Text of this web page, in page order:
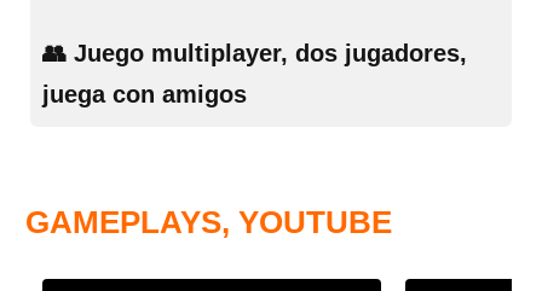
👥 Juego multiplayer, dos jugadores,
juega con amigos
GAMEPLAYS, YOUTUBE